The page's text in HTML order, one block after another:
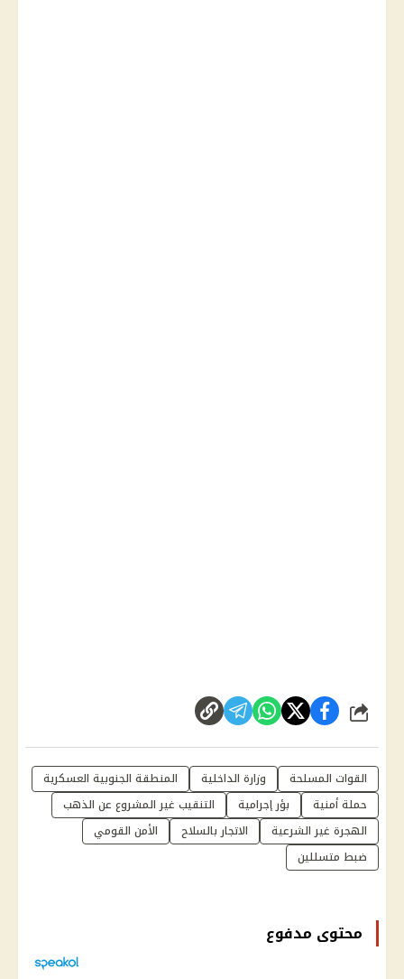
شارك
القوات المسلحة وزارة الداخلية
المنطقة الجنوبية العسكرية
حملة أمنية
بؤر إجرامية
التنقيب غير المشروع عن الذهب
الهجرة غير الشرعية
الاتجار بالسلاح
الأمن القومي
ضبط متسللين
محتوى مدفوع